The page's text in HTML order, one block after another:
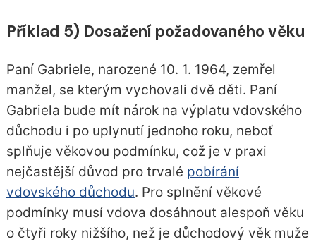
Příklad 5) Dosažení požadovaného věku
Paní Gabriele, narozené 10. 1. 1964, zemřel
manžel, se kterým vychovali dvě děti. Paní
Gabriela bude mít nárok na výplatu vdovského
důchodu i po uplynutí jednoho roku, neboť
splňuje věkovou podmínku, což je v praxi
nejčastější důvod pro trvalé pobírání
vdovského důchodu. Pro splnění věkové
podmínky musí vdova dosáhnout alespoň věku
o čtyři roky nižšího, než je důchodový věk muže